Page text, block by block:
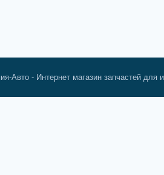
Авто - Интернет магазин запчастей для